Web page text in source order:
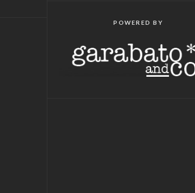
POWERED BY